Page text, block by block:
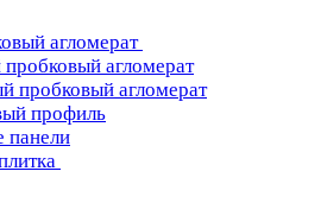
агломерат
агломерат
пробковый агломерат
профиль
панели